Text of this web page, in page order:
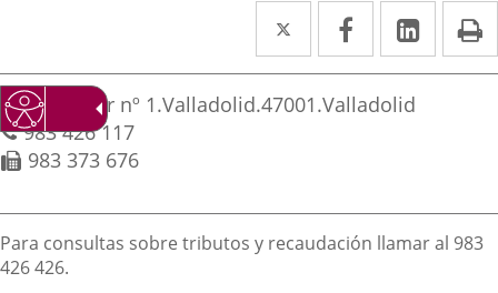
Twitter
Enlace
a
una
Facebook
Enlace
a
una
Enlace
a
Adresse
postale
Plaza Mayor nº 1.Valladolid.47001.Valladolid
Téléphones
983 426 117
Fax
983 373 676
Descripción
Para consultas sobre tributos y recaudación llamar al 983
426 426.